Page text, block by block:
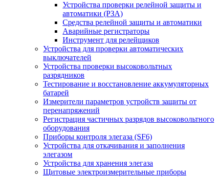
Устройства проверки релейной защиты и
автоматики (РЗА)
Средства релейной защиты и автоматики
Аварийные регистраторы
Инструмент для релейщиков
Устройства для проверки автоматических
выключателей
Устройства проверки высоковольтных
разрядников
Тестирование и восстановление аккумуляторных
батарей
Измерители параметров устройств защиты от
перенапряжений
Регистрация частичных разрядов высоковольтного
оборудования
Приборы контроля элегаза (SF6)
Устройства для откачивания и заполнения
элегазом
Устройства для хранения элегаза
Щитовые электроизмерительные приборы